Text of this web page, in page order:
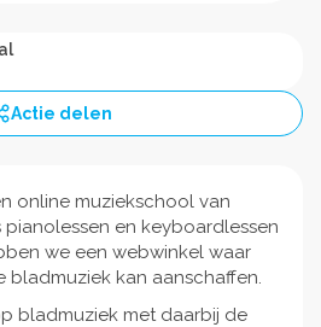
Actie delen
online muziekschool van
pianolessen en keyboardlessen
we een webwinkel waar
bladmuziek kan aanschaffen.
bladmuziek met daarbij de